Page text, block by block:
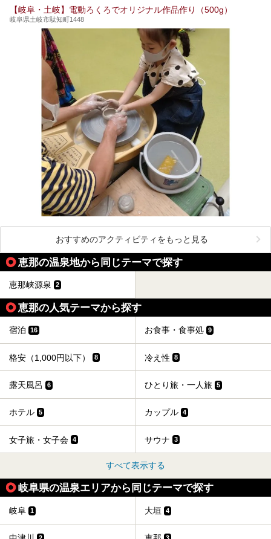
【岐阜・土岐】電動ろくろでオリジナル作品作り（500g）
岐阜県土岐市駄知町1448
おすすめのアクティビティをもっと見る
恵那の温泉地から同じテーマで探す
恵那峡源泉 2
恵那の人気テーマから探す
宿泊 16 お食事・食事処 9
格安（1,000円以下） 8 冷え性 8
露天風呂 6 ひとり旅・一人旅 5
ホテル 5 カップル 4
女子旅・女子会 4 サウナ 3
すべて表示する
岐阜県の温泉エリアから同じテーマで探す
岐阜 1 大垣 4